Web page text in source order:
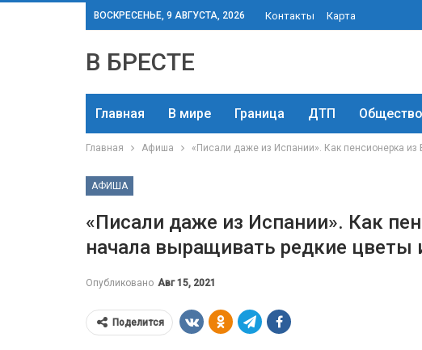
ВОСКРЕСЕНЬЕ, 9 АВГУСТА, 2026 Контакты Карта
В БРЕСТЕ
Главная В мире Граница ДТП Общество
Главная Афиша «Писали даже из Испании». Как пенсионерка
АФИША
«Писали даже из Испании». Как
начала выращивать редкие цветы
Опубликовано Авг 15, 2021
Поделится